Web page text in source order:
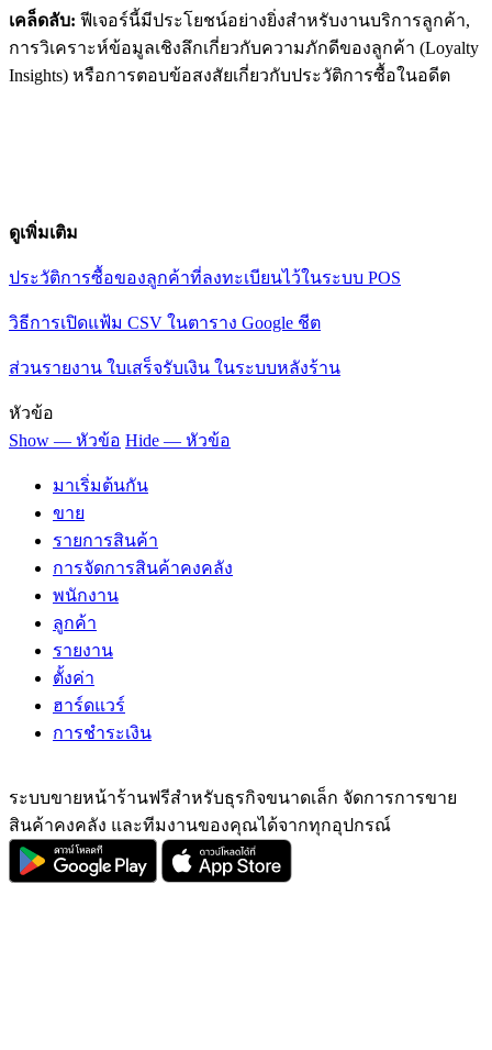
เคล็ดลับ: ฟีเจอร์นี้มีประโยชน์อย่างยิ่งสำหรับงานบริการลูกค้า,
การวิเคราะห์ข้อมูลเชิงลึกเกี่ยวกับความภักดีของลูกค้า (Loyalty
Insights) หรือการตอบข้อสงสัยเกี่ยวกับประวัติการซื้อในอดีต
ดูเพิ่มเติม
ประวัติการซื้อของลูกค้าที่ลงทะเบียนไว้ในระบบ POS
วิธีการเปิดแฟ้ม CSV ในตาราง Google ชีต
ส่วนรายงาน ใบเสร็จรับเงิน ในระบบหลังร้าน
หัวข้อ
Show — หัวข้อ Hide — หัวข้อ
มาเริ่มต้นกัน
ขาย
รายการสินค้า
การจัดการสินค้าคงคลัง
พนักงาน
ลูกค้า
รายงาน
ตั้งค่า
ฮาร์ดแวร์
การชำระเงิน
ระบบขายหน้าร้านฟรีสำหรับธุรกิจขนาดเล็ก จัดการการขาย
สินค้าคงคลัง และทีมงานของคุณได้จากทุกอุปกรณ์